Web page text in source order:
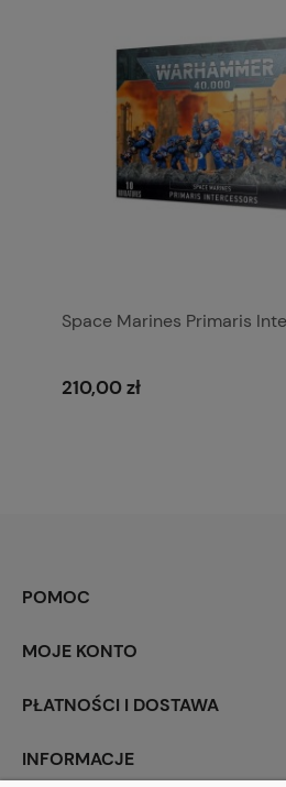
Space Marines Primaris
210,00 zł
POMOC
MOJE KONTO
PŁATNOŚCI I DOSTAWA
INFORMACJE